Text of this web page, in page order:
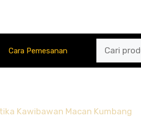
Cara Pemesanan
Kawibawan Macan Kumbang